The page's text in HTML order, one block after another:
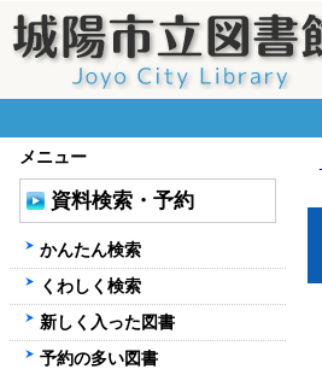
メニュー
資料検索・予約
かんたん検索
くわしく検索
新しく入った図書
予約の多い図書